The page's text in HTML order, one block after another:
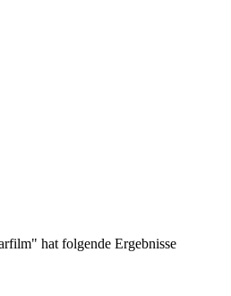
hat folgende Ergebnisse